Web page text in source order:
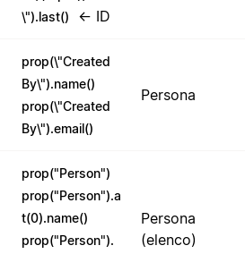
\").last()
← ID
prop(\"Created
By\").name()
prop(\"Created
By\").email()
Persona
prop("Person")
prop("Person").a
t(0).name()
prop("Person").
Persona
(elenco)